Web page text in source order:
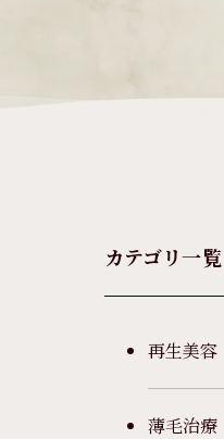
カテゴリ一覧
再生美容
薄毛治療